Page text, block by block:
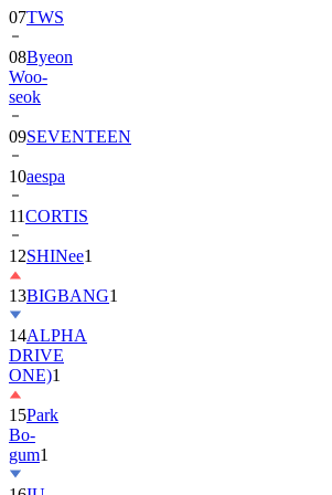
08Byeon
Woo-
seok
09SEVENTEEN
10aespa
11CORTIS
12SHINee1
13BIGBANG
14ALPHA
DRIVE
ONE)1
15Park
Bo-
gum1
16IU